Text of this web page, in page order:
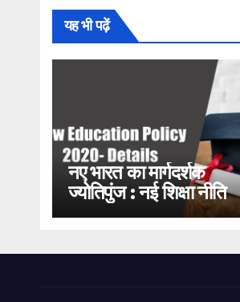
यह भी पढ़ें
नए भारत का मार्गदर्शक
ज्योतिपुंज : नई शिक्षा नीति
2020